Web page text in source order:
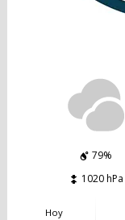
79%
1020 hPa
Hoy